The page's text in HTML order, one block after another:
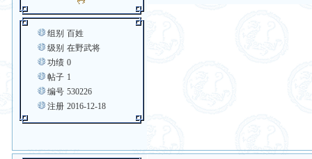
组别 百姓
级别 在野武将
功绩 0
帖子 1
编号 530226
注册 2016-12-18